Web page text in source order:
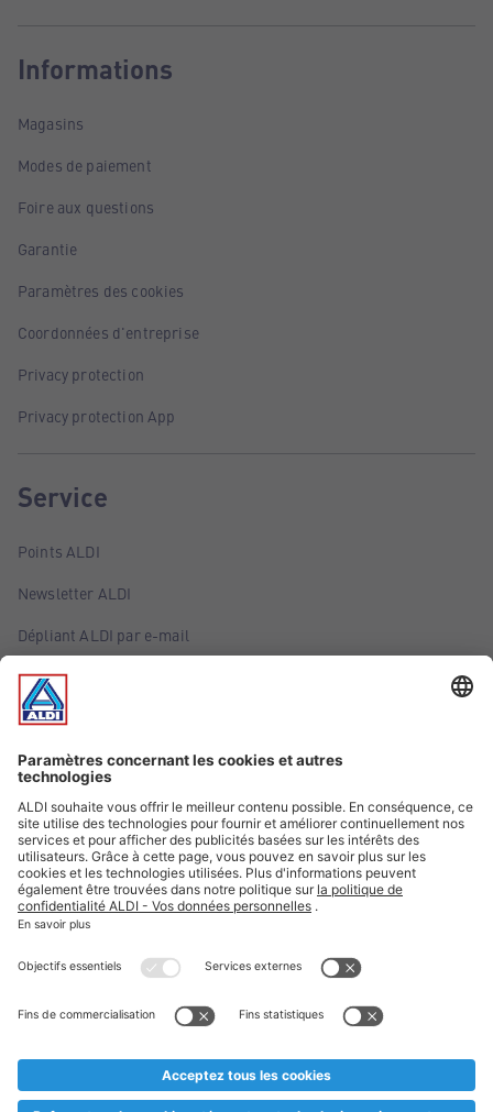
Informations
Magasins
Modes de paiement
Foire aux questions
Garantie
Paramètres des cookies
Coordonnées d'entreprise
Privacy protection
Privacy protection App
Service
Points ALDI
Newsletter ALDI
Dépliant ALDI par e-mail
Offres
Infos essentielles
Suivez ALDI Belgique
Textes marqués d'un astérisque et mentions légales
* Nous vendons ces articles temporairement et jusqu'à
au cas où, malgré le planning bien étudié, nous serions
prématurément en rupture de stock. Prix Recupel et TVA incl.
** Sur ce site, l’utilisation de la forme masculine a été adoptée